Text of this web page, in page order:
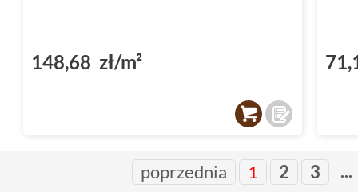
148,68 zł/m²
poprzednia 1 2 3 ...